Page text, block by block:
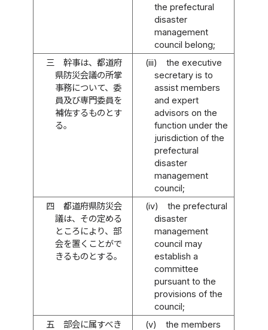
the prefectural
disaster
management
council belong;
三
幹事は、都道府
県防災会議の所掌
事務について、委
員及び専門委員を
補佐するものとす
る。
(iii)
the executive
secretary is to
assist members
and expert
advisors on the
function under the
jurisdiction of the
prefectural
disaster
management
council;
四
都道府県防災会
議は、その定める
ところにより、部
会を置くことがで
きるものとする。
(iv)
the prefectural
disaster
management
council may
establish a
committee
pursuant to the
provisions of the
council;
五
部会に属すべき (v) the members